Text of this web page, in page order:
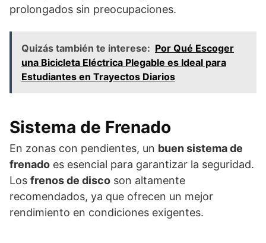
prolongados sin preocupaciones.
Quizás también te interese: Por Qué Escoger
una Bicicleta Eléctrica Plegable es Ideal para
Estudiantes en Trayectos Diarios
Sistema de Frenado
En zonas con pendientes, un buen sistema de
frenado es esencial para garantizar la seguridad.
Los frenos de disco son altamente
recomendados, ya que ofrecen un mejor
rendimiento en condiciones exigentes.